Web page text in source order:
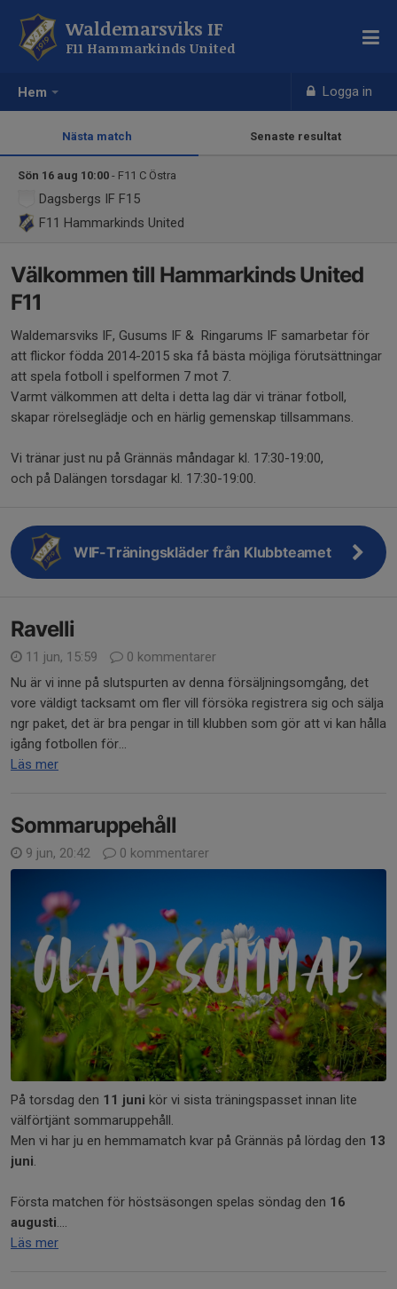
Hem Logga in
Waldemarsviks IF
F11 Hammarkinds United
Nästa match Senaste resultat
Sön 16 aug 10:00 - F11 C Östra
Dagsbergs IF F15
F11 Hammarkinds United
Välkommen till Hammarkinds United
F11
Waldemarsviks IF, Gusums IF & Ringarums IF samarbetar för
att flickor födda 2014-2015 ska få bästa möjliga förutsättningar
att spela fotboll i spelformen 7 mot 7.
Varmt välkommen att delta i detta lag där vi tränar fotboll,
skapar rörelseglädje och en härlig gemenskap tillsammans.
Vi tränar just nu på Grännäs måndagar kl. 17:30-19:00,
och på Dalängen torsdagar kl. 17:30-19:00.
WIF-Träningskläder från Klubbteamet
Ravelli
11 jun, 15:59
0 kommentarer
Nu är vi inne på slutspurten av denna försäljningsomgång, det
vore väldigt tacksamt om fler vill försöka registrera sig och sälja
ngr paket, det är bra pengar in till klubben som gör att vi kan hålla
igång fotbollen för...
Läs mer
Sommaruppehåll
9 jun, 20:42 0 kommentarer
På torsdag den 11 juni kör vi sista träningspasset innan lite
välförtjänt sommaruppehåll.
Men vi har ju en hemmamatch kvar på Grännäs på lördag den 13
juni
Första matchen för höstsäsongen spelas söndag den 16
augusti
Läs mer